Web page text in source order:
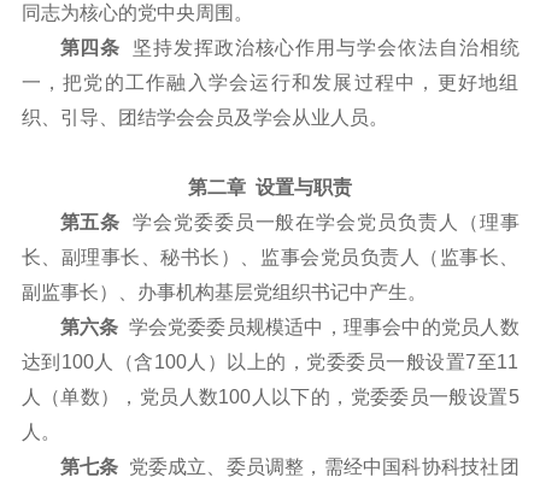
同志为核心的党中央周围。
第四条 坚持发挥政治核心作用与学会依法自治相统
一，把党的工作融入学会运行和发展过程中，更好地组
织、引导、团结学会会员及学会从业人员。
第二章 设置与职责
第五条学会党委委员一般在学会党员负责人（理事
长、副理事长、秘书长）、监事会党员负责人（监事长、
副监事长）、办事机构基层党组织书记中产生。
第六条 学会党委委员规模适中，理事会中的党员人数
达到100人（含100人）以上的，党委委员一般设置7至11
人（单数），党员人数100人以下的，党委委员一般设置5
人。
第七条 党委成立、委员调整，需经中国科协科技社团